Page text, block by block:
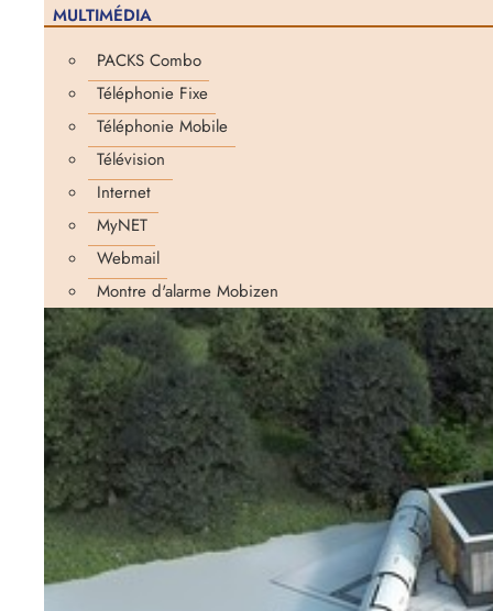
MULTIMÉDIA
PACKS Combo
Téléphonie Fixe
Téléphonie Mobile
Télévision
Internet
MyNET
Webmail
Montre d'alarme Mobizen